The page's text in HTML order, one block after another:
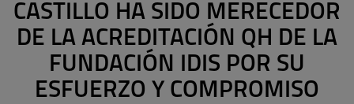
CASTILLO HA SIDO MERECEDOR
DE LA ACREDITACIÓN QH DE LA
FUNDACIÓN IDIS POR SU
ESFUERZO Y COMPROMISO